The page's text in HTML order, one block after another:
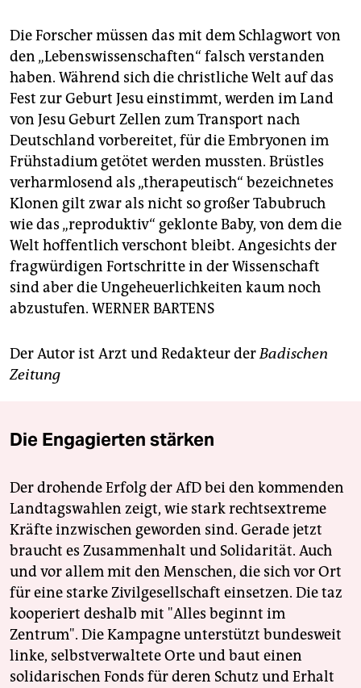
Die Forscher müssen das mit dem Schlagwort von
den „Lebenswissenschaften“ falsch verstanden
haben. Während sich die christliche Welt auf das
Fest zur Geburt Jesu einstimmt, werden im Land
von Jesu Geburt Zellen zum Transport nach
Deutschland vorbereitet, für die Embryonen im
Frühstadium getötet werden mussten. Brüstles
verharmlosend als „therapeutisch“ bezeichnetes
Klonen gilt zwar als nicht so großer Tabubruch
wie das „reproduktiv“ geklonte Baby, von dem die
Welt hoffentlich verschont bleibt. Angesichts der
fragwürdigen Fortschritte in der Wissenschaft
sind aber die Ungeheuerlichkeiten kaum noch
abzustufen. WERNER BARTENS
Der Autor ist Arzt und Redakteur derBadischen
Zeitung
Die Engagierten stärken
Der drohende Erfolg der AfD bei den kommenden
Landtagswahlen zeigt, wie stark rechtsextreme
Kräfte inzwischen geworden sind. Gerade jetzt
braucht es Zusammenhalt und Solidarität. Auch
und vor allem mit den Menschen, die sich vor Ort
für eine starke Zivilgesellschaft einsetzen. Die taz
kooperiert deshalb mit "Alles beginnt im
Zentrum". Die Kampagne unterstützt bundesweit
linke, selbstverwaltete Orte und baut einen
solidarischen Fonds für deren Schutz und Erhalt